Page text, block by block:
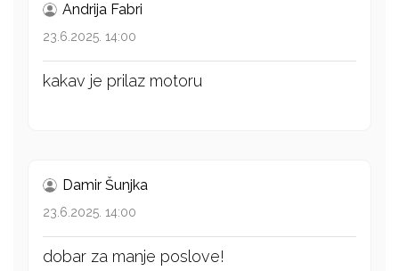
Andrija Fabri
23.6.2025. 14:00
kakav je prilaz motoru
Damir Šunjka
23.6.2025. 14:00
dobar za manje poslove!